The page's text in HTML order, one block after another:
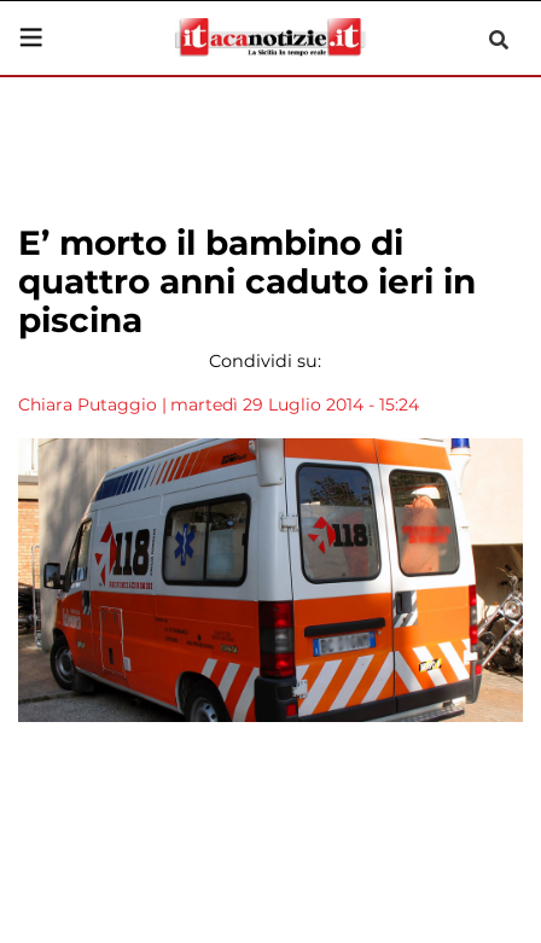
E’ morto il bambino di
quattro anni caduto ieri in
piscina
Condividi su:
Chiara Putaggio | martedì 29 Luglio 2014 - 15:24